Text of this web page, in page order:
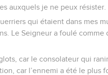
auxquels je ne peux résister.
qui étaient dans mes
Le Seigneur a foulé comme
car le consolateur qui
car l’ennemi a été le plus